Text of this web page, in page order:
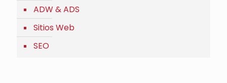
ADW & ADS
Sitios Web
SEO